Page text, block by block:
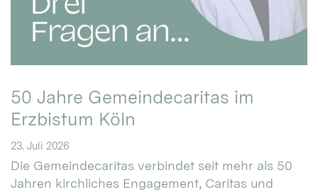
50 Jahre Gemeindecaritas im
Erzbistum Köln
23. Juli 2026
Die Gemeindecaritas verbindet seit mehr als 50
Jahren kirchliches Engagement, Caritas und